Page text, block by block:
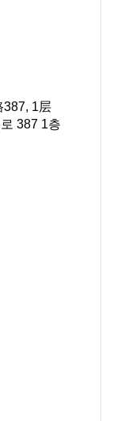
387, 1层
387 1층